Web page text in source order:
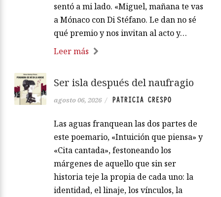
sentó a mi lado. «Miguel, mañana te vas
a Mónaco con Di Stéfano. Le dan no sé
qué premio y nos invitan al acto y…
Leer más
Ser isla después del naufragio
agosto 06, 2026 / PATRICIA CRESPO
Las aguas franquean las dos partes de
este poemario, «Intuición que piensa» y
«Cita cantada», festoneando los
márgenes de aquello que sin ser
historia teje la propia de cada uno: la
identidad, el linaje, los vínculos, la